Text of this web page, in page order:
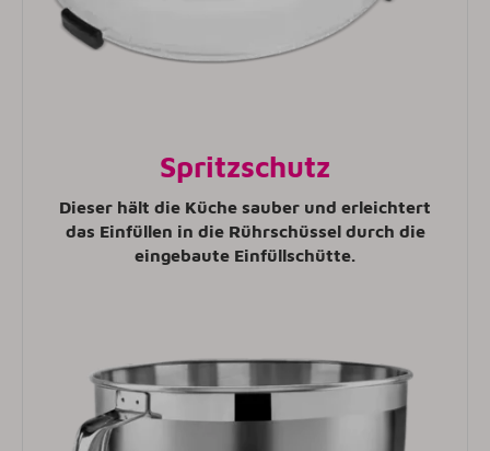
Spritzschutz
Dieser hält die Küche sauber und erleichtert
das Einfüllen in die Rührschüssel durch die
eingebaute Einfüllschütte.